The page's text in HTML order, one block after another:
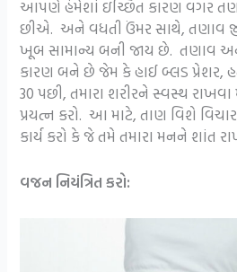
આપણે હંમેશાં ઇચ્છિત કારણ વગર
છીએ. અને વધતી ઉંમર સાથે, તણાવ
ખૂબ સામાન્ય બની જાય છે. તણાવ
કારણ બને છે જેમ કે હાઈ બ્લડ પ્રેશર,
30 પછી, તમારા શરીરને સ્વસ્થ
પ્રયત્ન કરો. આ માટે, તાણ વિશે
કાર્ય કરો કે જે તમે તમારા મનને શાંત
વજન નિયંત્રિત કરો: